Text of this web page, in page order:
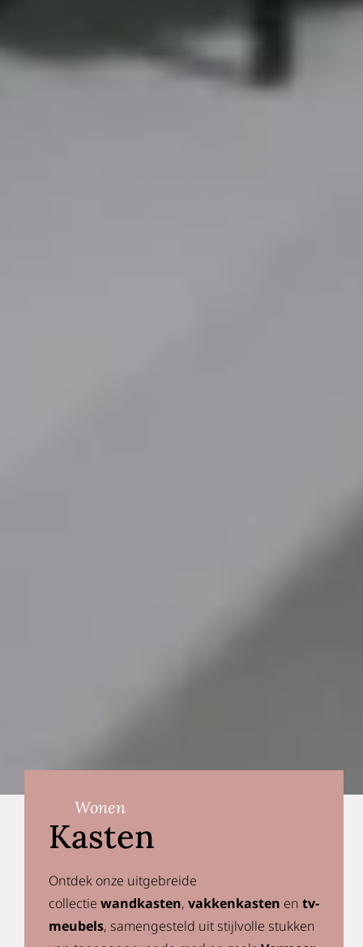
Wonen
Kasten
Ontdek onze uitgebreide
collectie wandkasten, vakkenkasten en tv-
meubels, samengesteld uit stijlvolle stukken